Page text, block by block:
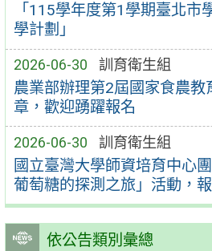
「115學年度第1學期臺北市
學計劃」
2026-06-30 訓育衛生組
農業部辦理第2屆國家食農教
章，歡迎踴躍報名
2026-06-30 訓育衛生組
國立臺灣大學師資培育中心
葡萄糖的探測之旅」活動，
依公告類別彙總